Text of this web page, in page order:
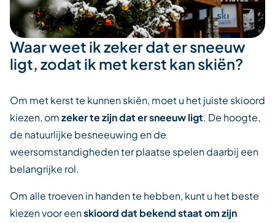
Waar weet ik zeker dat er sneeuw
ligt, zodat ik met kerst kan skiën?
Om met kerst te kunnen skiën, moet u het juiste skioord
kiezen, omzeker te zijn dat er sneeuw ligt. De hoogte,
de natuurlijke besneeuwing en de
weersomstandigheden ter plaatse spelen daarbij een
belangrijke rol.
Om alle troeven in handen te hebben, kunt u het beste
kiezen voor eenskioord dat bekend staat om zijn